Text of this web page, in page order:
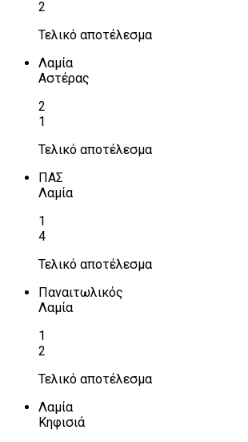
2
Τελικό αποτέλεσμα
Λαμία
Αστέρας
2
1
Τελικό αποτέλεσμα
ΠΑΣ
Λαμία
1
4
Τελικό αποτέλεσμα
Παναιτωλικός
Λαμία
1
2
Τελικό αποτέλεσμα
Λαμία
Κηφισιά